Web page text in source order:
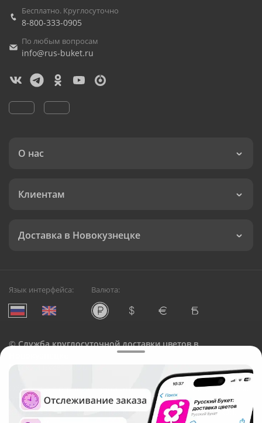
Бесплатно. Круглосуточно
8-800-333-0905
По любым вопросам
info@rus-buket.ru
О нас
Клиентам
Доставка в Новокузнецке
Язык интерфейса: Валюта:
©Служба круглосуточной доставки цветов в
Русский Букет, 2026
Общество с ограниченной ответственностью «Технология»
ОГРН: 1195476081745, ИНН: 5410081997
Юридический адрес: г. Новосибирск, ул. Ипподромская,